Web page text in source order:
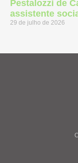
Pestalozzi de
assistente
29 de julho de 2026